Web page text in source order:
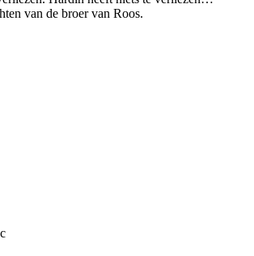
van de broer van Roos.